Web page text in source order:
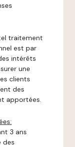
traitement
est par
intérêts
une
clients
des
apportées.
3 ans
des